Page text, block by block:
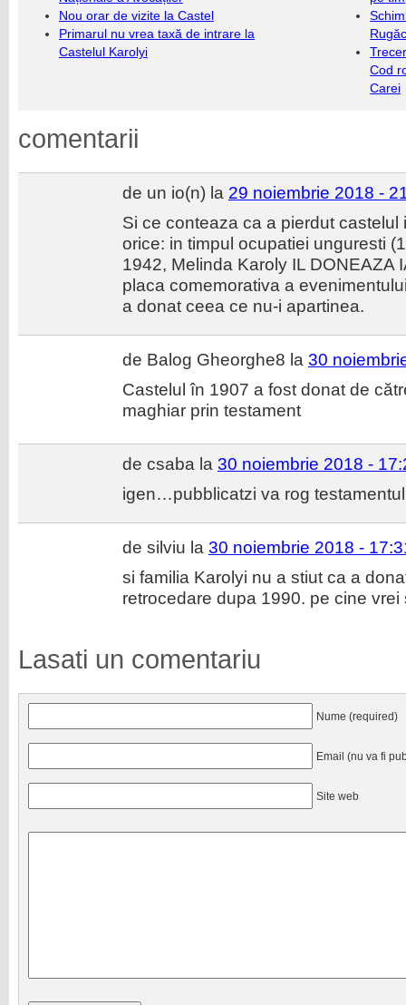
Nou orar de vizite la Castel
Primarul nu vrea taxă de intrare la
Castelul Karolyi
Cod
Carei
comentarii
de un io(n) la 29 noiembrie 2018 -
Si ce conteaza ca a pierdut
orice: in timpul ocupatiei unguresti
1942, Melinda Karoly IL DONEAZA
placa comemorativa a
a donat ceea ce nu-i apartinea.
de Balog Gheorghe8 la 30
Castelul în 1907 a fost donat de
maghiar prin testament
de csaba la 30 noiembrie 2018 -
igen…pubblicatzi va rog testamentul
de silviu la 30 noiembrie 2018 -
si familia Karolyi nu a stiut ca a
retrocedare dupa 1990. pe cine
Lasati un comentariu
Nume (required)
Email (nu va fi
Site web